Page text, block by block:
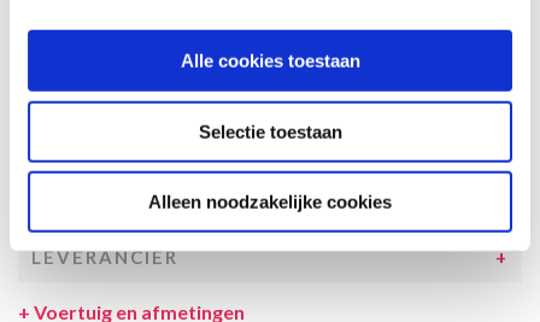
Alle cookies toestaan
Selectie toestaan
Alleen noodzakelijke cookies
VERZEKERINGEN
VOORWAARDEN
SPECIALS
TOESLAGEN
LEVERANCIER
+ Voertuig en afmetingen